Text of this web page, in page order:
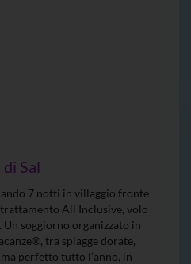
Sal
7 notti in villaggio fronte
trattamento All Inclusive, volo
soggiorno organizzato in
tra spiagge dorate,
perfetto tutto l’anno, in